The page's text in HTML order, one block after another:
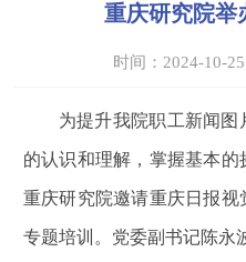
重庆研究院举
时间：2024-10-25
为提升我院职工新闻
的认识和理解，掌握基本的
重庆研究院邀请重庆日报
专题培训。党委副书记陈永